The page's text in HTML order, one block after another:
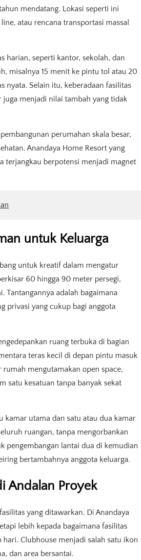
mendatang. Lokasi seperti ini
atau rencana transportasi massal
harian, seperti kantor, sekolah, dan
misalnya 15 menit ke pintu tol atau 20
nyata. Selain itu, keberadaan fasilitas
menjadi nilai tambah yang tidak
perumahan skala besar,
Anandaya Home Resort yang
terjangkau berpotensi menjadi magnet
untuk Keluarga
untuk kreatif dalam mengatur
60 hingga 90 meter persegi,
Tantangannya adalah bagaimana
privasi yang cukup bagi anggota
ruang terbuka di bagian
teras kecil di depan pintu masuk
mengutamakan open space,
satu kesatuan tanpa banyak sekat
kamar utama dan satu atau dua kamar
ruangan, tanpa mengorbankan
pengembangan lantai dua di kemudian
bertambahnya anggota keluarga.
Andalan Proyek
yang ditawarkan. Di Anandaya
lebih kepada bagaimana fasilitas
Clubhouse menjadi salah satu ikon
dan area bersantai.